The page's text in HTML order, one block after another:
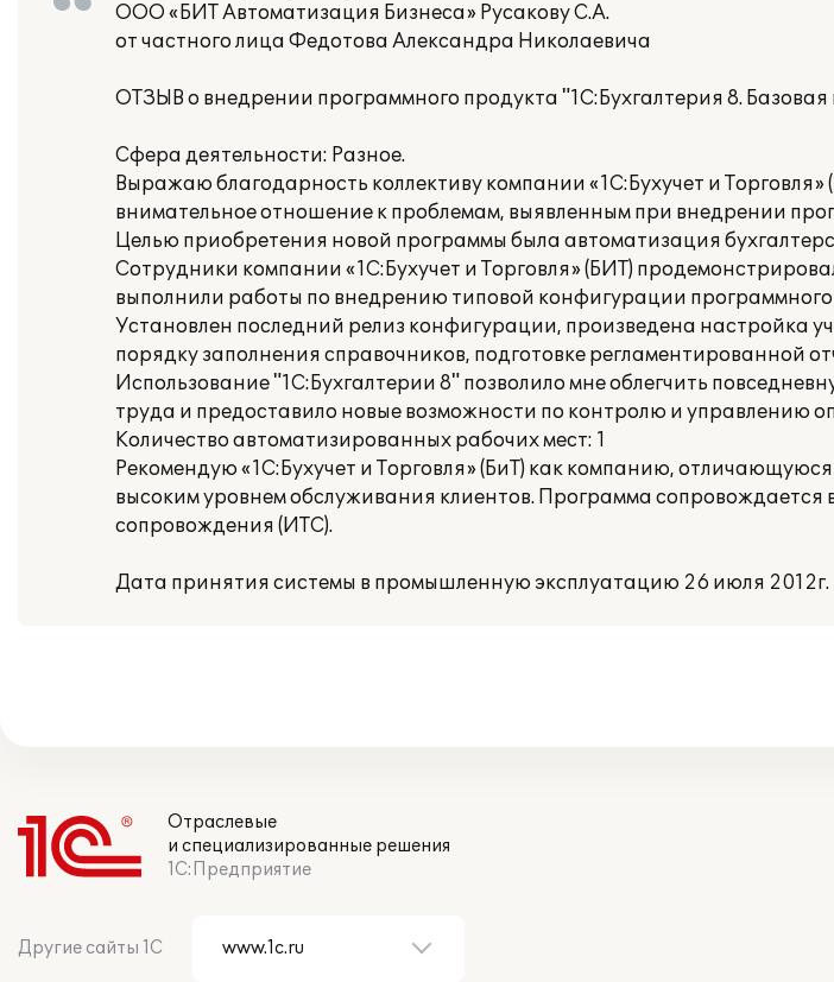
ООО «БИТ Автоматизация Бизнеса» Русакову С.А.
от частного лица Федотова Александра Николаевича
ОТЗЫВ о внедрении программного продукта "1С:Бухгалтерия 8. Базовая
Сфера деятельности: Разное.
Выражаю благодарность коллективу компании «1С:Бухучет и
внимательное отношение к проблемам, выявленным при внедрении
Целью приобретения новой программы была автоматизация
Сотрудники компании «1С:Бухучет и Торговля» (БИТ)
выполнили работы по внедрению типовой конфигурации программного
Установлен последний релиз конфигурации, произведена настройка
порядку заполнения справочников, подготовке регламентированной
Использование "1С:Бухгалтерии 8" позволило мне облегчить
труда и предоставило новые возможности по контролю и управлению
Количество автоматизированных рабочих мест: 1
Рекомендую «1С:Бухучет и Торговля» (БиТ) как компанию,
высоким уровнем обслуживания клиентов. Программа
сопровождения (ИТС).
Дата принятия системы в промышленную эксплуатацию 26 июля 2012г.
Отраслевые
и специализированные решения
1С:Предприятие
Другие сайты 1С